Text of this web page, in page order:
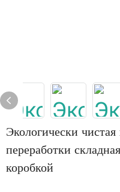
Экологически
переработки
коробкой